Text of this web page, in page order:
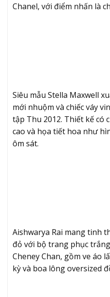
Chanel, với điểm nhấn là
Siêu mẫu Stella Maxwell
mới nhuộm và chiếc váy
tập Thu 2012. Thiết kế có
cao và họa tiết hoa như
ôm sát.
Aishwarya Rai mang tinh
đỏ với bộ trang phục
Cheney Chan, gồm ve áo
kỳ và boa lông oversized